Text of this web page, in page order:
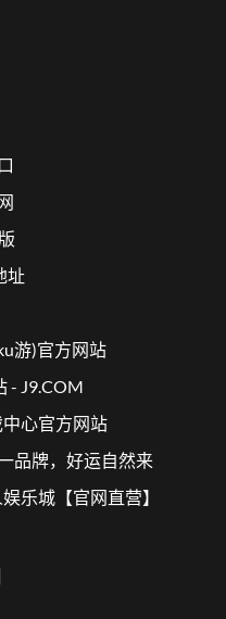
址
游)官方网站
- J9.COM
心官方网站
品牌，好运自然来
乐城【官网直营】